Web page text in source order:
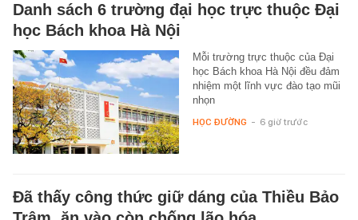
Danh sách 6 trường đại học trực thuộc Đại
học Bách khoa Hà Nội
Mỗi trường trực thuộc của Đại
học Bách khoa Hà Nội đều đảm
nhiệm một lĩnh vực đào tạo mũi
nhọn
HỌC ĐƯỜNG - 6 giờ trước
Đã thấy công thức giữ dáng của Thiều Bảo